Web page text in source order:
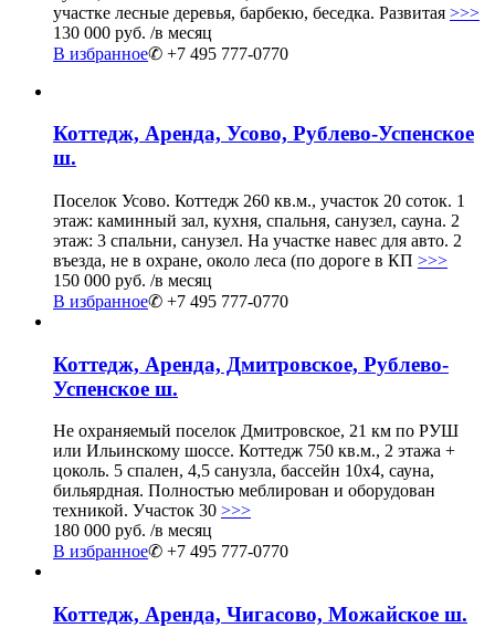
участке лесные деревья, барбекю, беседка. Развитая >>>
130 000 руб. /в месяц
В избранное✆ +7 495 777-0770
Коттедж, Аренда, Усово, Рублево-Успенское
ш.
Поселок Усово. Коттедж 260 кв.м., участок 20 соток. 1
этаж: каминный зал, кухня, спальня, санузел, сауна. 2
этаж: 3 спальни, санузел. На участке навес для авто. 2
въезда, не в охране, около леса (по дороге в КП >>>
150 000 руб. /в месяц
В избранное✆ +7 495 777-0770
Коттедж, Аренда, Дмитровское, Рублево-
Успенское ш.
Не охраняемый поселок Дмитровское, 21 км по РУШ
или Ильинскому шоссе. Коттедж 750 кв.м., 2 этажа +
цоколь. 5 спален, 4,5 санузла, бассейн 10х4, сауна,
бильярдная. Полностью меблирован и оборудован
техникой. Участок 30 >>>
180 000 руб. /в месяц
В избранное✆ +7 495 777-0770
Коттедж, Аренда, Чигасово, Можайское ш.